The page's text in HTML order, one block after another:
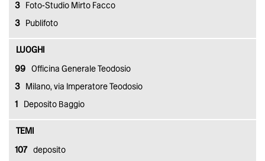
3 Foto-Studio Mirto Facco
3 Publifoto
LUOGHI
99 Officina Generale Teodosio
3 Milano, via Imperatore Teodosio
1 Deposito Baggio
TEMI
107 deposito